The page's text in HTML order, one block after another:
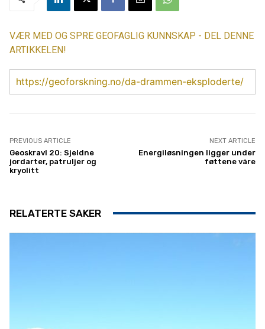
VÆR MED OG SPRE GEOFAGLIG KUNNSKAP - DEL DENNE
ARTIKKELEN!
https://geoforskning.no/da-drammen-eksploderte/
PREVIOUS ARTICLE
Geoskravl 20: Sjeldne
jordarter, patruljer og
kryolitt
NEXT ARTICLE
Energiløsningen ligger under
føttene våre
RELATERTE SAKER